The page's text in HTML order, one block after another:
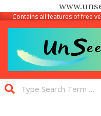
SkipContains all features of free
Unseen
Thinthai